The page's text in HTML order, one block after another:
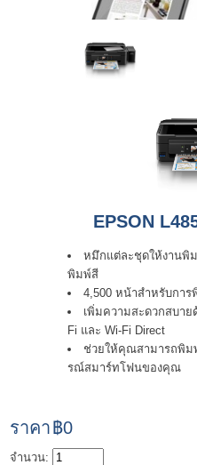
EPSON
หมึกแต่ละชุดให้งานพิ
พิมพ์สี
4,500 หน้าสำหรับการ
เพิ่มความสะดวกสบา
Fi และ Wi-Fi Direct
ช่วยให้คุณสามารถพิม
รณ์สมาร์ทโฟนของคุณ
ราคา฿0
จำนวน: